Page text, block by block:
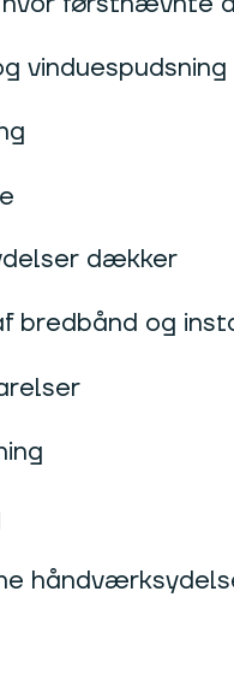
vinduespudsning
dækker
bredbånd og